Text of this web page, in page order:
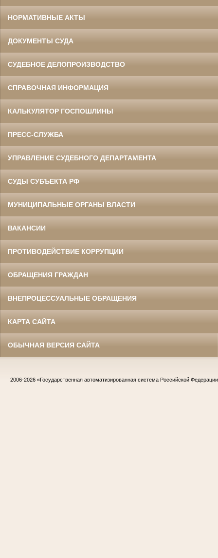
НОРМАТИВНЫЕ АКТЫ
ДОКУМЕНТЫ СУДА
СУДЕБНОЕ ДЕЛОПРОИЗВОДСТВО
СПРАВОЧНАЯ ИНФОРМАЦИЯ
КАЛЬКУЛЯТОР ГОСПОШЛИНЫ
ПРЕСС-СЛУЖБА
УПРАВЛЕНИЕ СУДЕБНОГО ДЕПАРТАМЕНТА
СУДЫ СУБЪЕКТА РФ
МУНИЦИПАЛЬНЫЕ ОРГАНЫ ВЛАСТИ
ВАКАНСИИ
ПРОТИВОДЕЙСТВИЕ КОРРУПЦИИ
ОБРАЩЕНИЯ ГРАЖДАН
ВНЕПРОЦЕССУАЛЬНЫЕ ОБРАЩЕНИЯ
КАРТА САЙТА
ОБЫЧНАЯ ВЕРСИЯ САЙТА
2006-2026 «Государственная автоматизированная система Российской